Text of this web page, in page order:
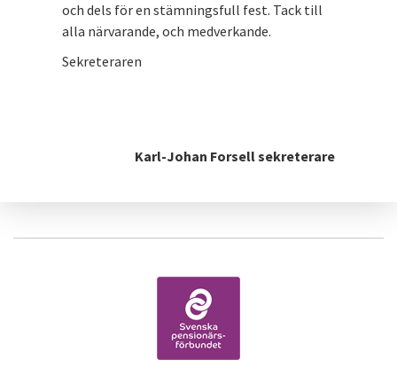
och dels för en stämningsfull fest. Tack till
alla närvarande, och medverkande.
Sekreteraren
Karl-Johan Forsell sekreterare